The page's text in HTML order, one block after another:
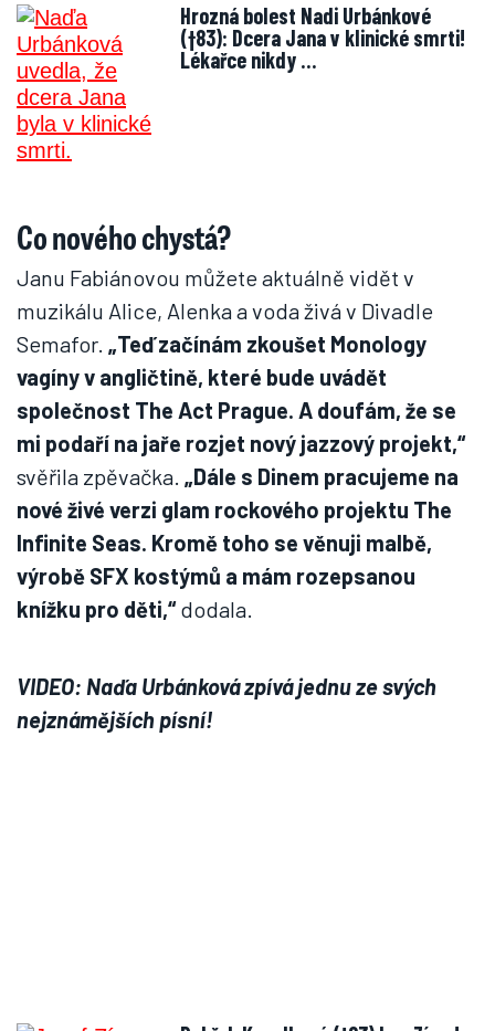
Hrozná bolest Nadi Urbánkové
(†83): Dcera Jana v klinické smrti!
Lékařce nikdy …
Co nového chystá?
Janu Fabiánovou můžete aktuálně vidět v
muzikálu Alice, Alenka a voda živá v Divadle
Semafor. „Teď začínám zkoušet Monology
vagíny v angličtině, které bude uvádět
společnost The Act Prague. A doufám, že se
mi podaří na jaře rozjet nový jazzový projekt,“
svěřila zpěvačka. „Dále s Dinem pracujeme na
nové živé verzi glam rockového projektu The
Infinite Seas. Kromě toho se věnuji malbě,
výrobě SFX kostýmů a mám rozepsanou
knížku pro děti,“dodala.
VIDEO: Naďa Urbánková zpívá jednu ze svých
nejznámějších písní!